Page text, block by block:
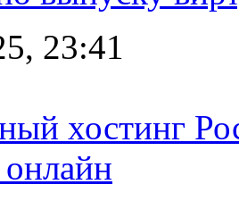
23:41
хостинг
онлайн